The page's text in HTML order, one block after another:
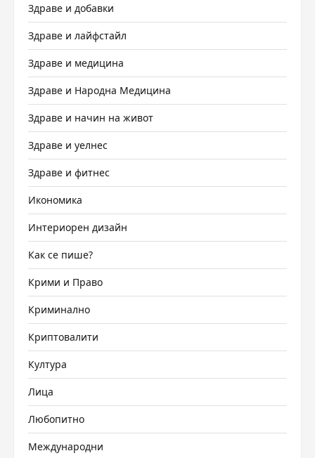
Здраве и добавки
Здраве и лайфстайл
Здраве и медицина
Здраве и Народна Медицина
Здраве и начин на живот
Здраве и уелнес
Здраве и фитнес
Икономика
Интериорен дизайн
Как се пише?
Крими и Право
Криминално
Криптовалити
Култура
Лица
Любопитно
Международни